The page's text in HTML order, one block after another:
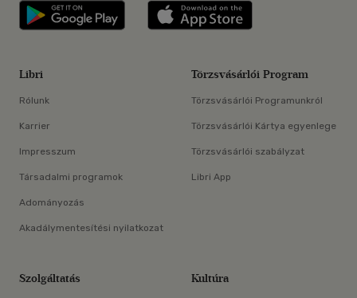
Libri applikáció Szerezd meg: Google
Libri
Rólunk
Karrier
Impresszum
Társadalmi programok
Adományozás
Akadálymentesítési nyilatkozat
Törzsvásárlói Program
Törzsvásárlói Programunkról
Törzsvásárlói Kártya egyenlege
Törzsvásárlói szabályzat
Libri App
Szolgáltatás Kultúra